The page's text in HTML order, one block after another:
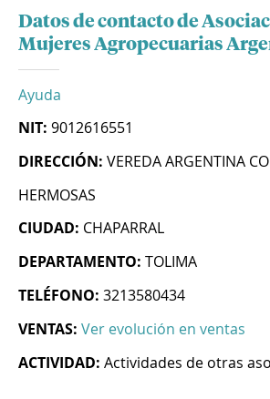
Datos de contacto de
Mujeres Agropecuarias
Ayuda
NIT: 9012616551
DIRECCIÓN: VEREDA ARGENTINA
HERMOSAS
CIUDAD: CHAPARRAL
DEPARTAMENTO: TOLIMA
TELÉFONO: 3213580434
VENTAS: Ver evolución en ventas
ACTIVIDAD: Actividades de otras